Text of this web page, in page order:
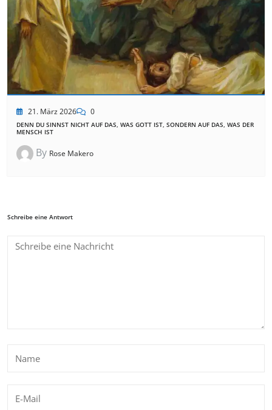
21. März 2026 0
DENN DU SINNST NICHT AUF DAS, WAS GOTT IST, SONDERN AUF DAS, WAS DER
MENSCH IST
By Rose Makero
Schreibe eine Antwort